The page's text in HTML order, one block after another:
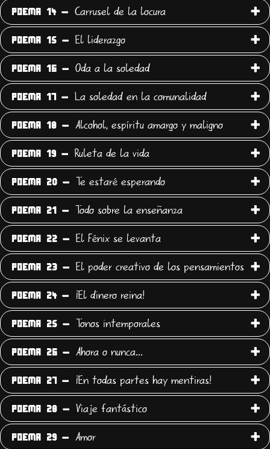
POEMA 14 - Carrusel de la locura
POEMA 15 - El liderazgo
POEMA 16 - Oda a la soledad
POEMA 17 - La soledad en la comunalidad
POEMA 18 - Alcohol, espíritu amargo y maligno
POEMA 19 - Ruleta de la vida
POEMA 20 - Te estaré esperando
POEMA 21 - Todo sobre la enseñanza
POEMA 22 - El Fénix se levanta
POEMA 23 - El poder creativo de los pensamientos
POEMA 24 - ¡El dinero reina!
POEMA 25 - Tonos intemporales
POEMA 26 - Ahora o nunca...
POEMA 27 - ¡En todas partes hay mentiras!
POEMA 28 - Viaje fantástico
POEMA 29 - Amor